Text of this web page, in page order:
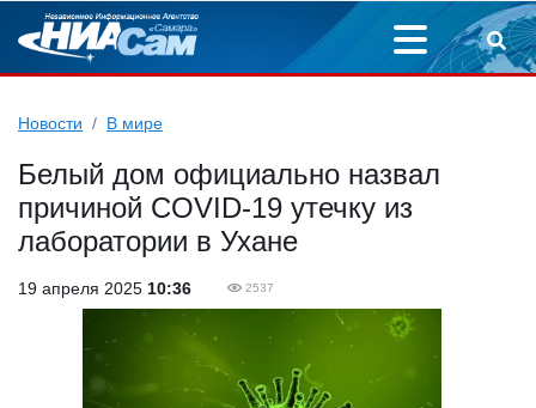
Новости В мире
Белый дом официально назвал
причиной COVID-19 утечку из
лаборатории в Ухане
19 апреля 2025 10:36 2537